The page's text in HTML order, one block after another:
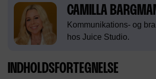
CAMILLA
Kommunikations- og
hos Juice Studio.
INDHOLDSFORTEGNELSE